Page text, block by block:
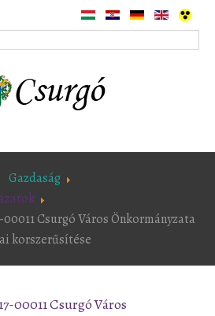
Gazdaság
00011 Csurgó Város Önkormányzata
korszerűsítése
00011 Csurgó Város